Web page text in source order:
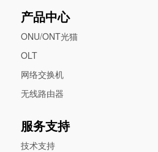
产品中心
ONU/ONT光猫
OLT
网络交换机
无线路由器
服务支持
技术支持